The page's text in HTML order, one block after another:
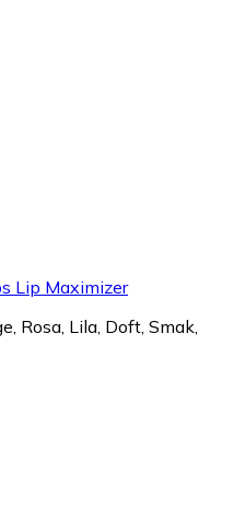
Lip Maximizer
Rosa, Lila, Doft, Smak,